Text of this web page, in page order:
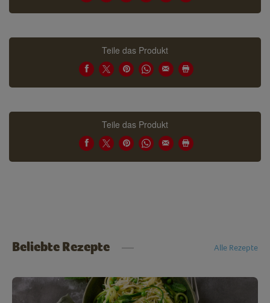
Teile das Produkt
Teile das Produkt
Beliebte Rezepte Alle Rezepte